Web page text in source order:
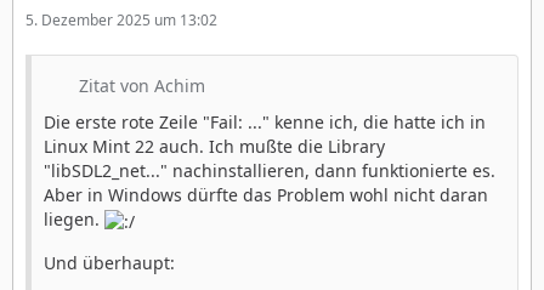
5. Dezember 2025 um 13:02
Zitat von Achim
Die erste rote Zeile "Fail: ..." kenne ich, die hatte ich in
Linux Mint 22 auch. Ich mußte die Library
"libSDL2_net..." nachinstallieren, dann funktionierte es.
Aber in Windows dürfte das Problem wohl nicht daran
liegen.
Und überhaupt: